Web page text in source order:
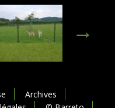
Archives